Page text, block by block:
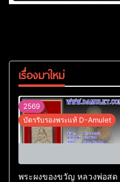
เรื่องมาใหม่
2569
บัตรรับรองพระแท้ D-Amulet
พระผงของขวัญ หลวงพ่อสด